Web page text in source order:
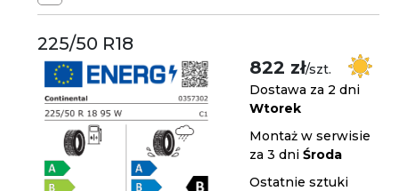
225/50 R18
822 zł/szt.
Dostawa za 2 dni
Wtorek
Montaż w serwisie
za 3 dniŚroda
Ostatnie sztuki